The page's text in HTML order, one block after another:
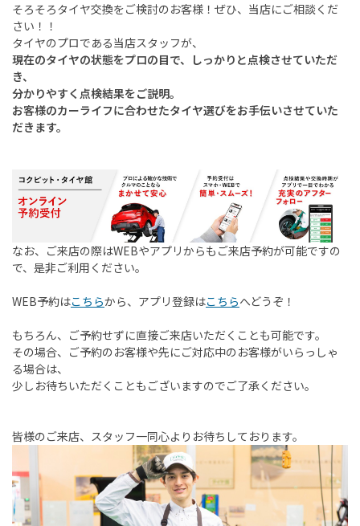
そろそろタイヤ交換をご検討のお客様！ぜひ、当店にご相談くだ
さい！！
タイヤのプロである当店スタッフが、
現在のタイヤの状態をプロの目で、しっかりと点検させていただ
き、
分かりやすく点検結果をご説明。
お客様のカーライフに合わせたタイヤ選びをお手伝いさせていた
だきます。
なお、ご来店の際はWEBやアプリからもご来店予約が可能ですの
で、是非ご利用ください。
WEB予約はこちらから、アプリ登録はこちらへどうぞ！
もちろん、ご予約せずに直接ご来店いただくことも可能です。
その場合、ご予約のお客様や先にご対応中のお客様がいらっしゃ
る場合は、
少しお待ちいただくこともございますのでご了承ください。
皆様のご来店、スタッフ一同心よりお待ちしております。